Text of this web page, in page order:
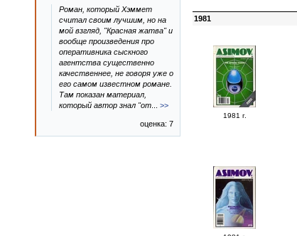
1981
1981 г.
Роман, который Хэммет
считал своим лучшим, но на
мой взгляд, "Красная жатва" и
вообще произведения про
оперативника сыскного
агентства существенно
качественнее, не говоря уже о
его самом известном романе.
Там показан материал,
который автор знал "от
>>
оценка: 7